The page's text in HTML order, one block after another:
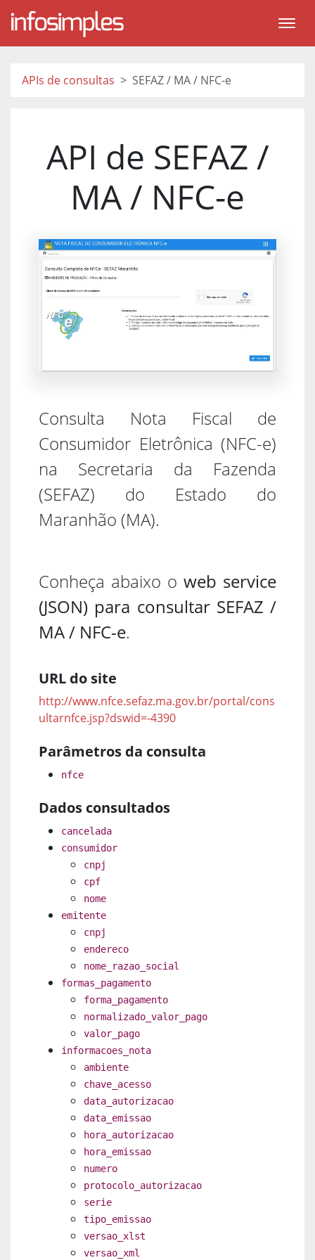
APIs de consultas SEFAZ / MA / NFC-e
API de SEFAZ /
MA / NFC-e
Consulta Nota Fiscal de
Consumidor Eletrônica (NFC-e)
na Secretaria da Fazenda
(SEFAZ) do Estado do
Maranhão (MA).
Conheça abaixo o web service
(JSON) para consultar SEFAZ /
MA / NFC-e.
URL do site
http://www.nfce.sefaz.ma.gov.br/portal/cons
ultarnfce.jsp?dswid=-4390
Parâmetros da consulta
nfce
Dados consultados
cancelada
consumidor
cnpj
cpf
nome
emitente
cnpj
endereco
nome_razao_social
formas_pagamento
forma_pagamento
normalizado_valor_pago
valor_pago
informacoes_nota
ambiente
chave_acesso
data_autorizacao
data_emissao
hora_autorizacao
hora_emissao
numero
protocolo_autorizacao
serie
tipo_emissao
versao_xlst
versao_xml